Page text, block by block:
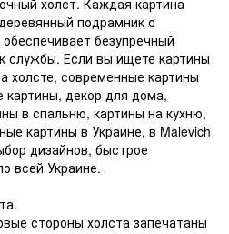
подрамник с
безупречный
службы. Если вы ищете картины
холсте, современные картины
картины, декор для дома,
в спальню, картины на кухню,
картины в Украине, в Malevich
дизайнов, быстрое
всей Украине.
стороны холста запечатаны